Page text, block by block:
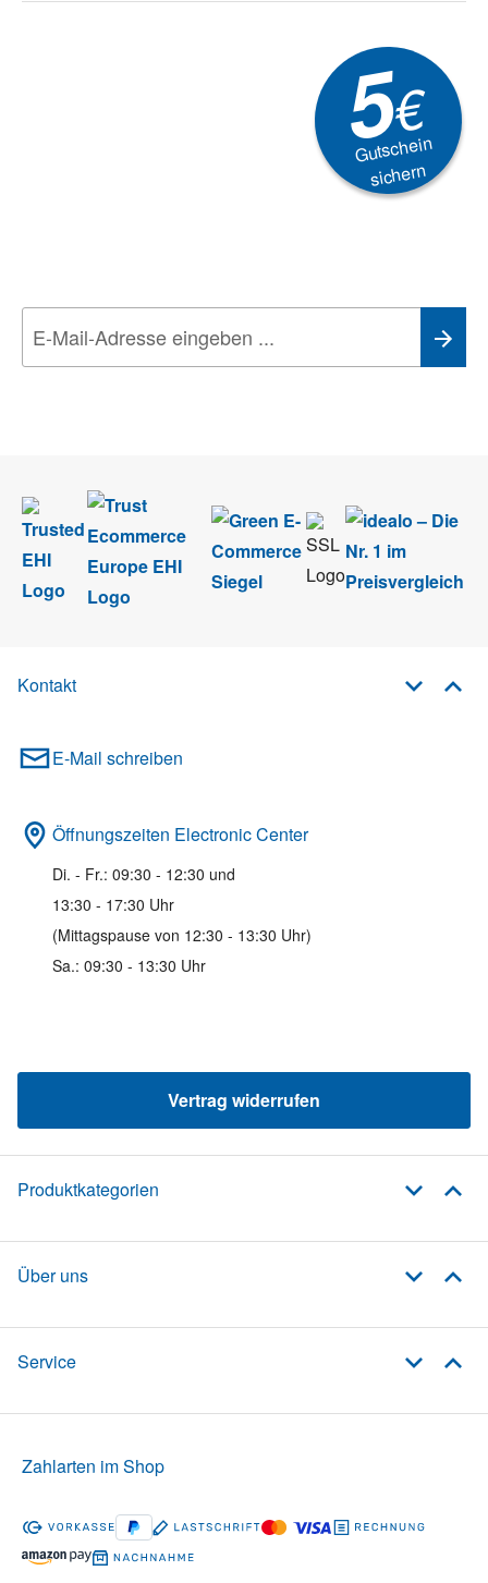
5€
Gutschein
sichern
Kontakt
E-Mail schreiben
Öffnungszeiten Electronic Center
Di. - Fr.: 09:30 - 12:30 und
13:30 - 17:30 Uhr
(Mittagspause von 12:30 - 13:30 Uhr)
Sa.: 09:30 - 13:30 Uhr
Vertrag widerrufen
Produktkategorien
Über uns
Service
Zahlarten im Shop